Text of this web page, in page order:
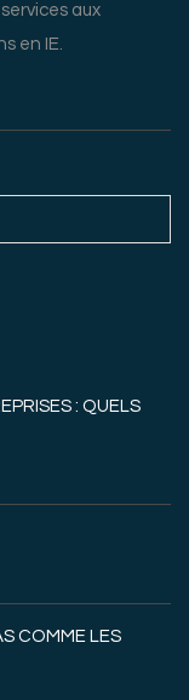
aux
en IE.
: QUELS
COMME LES